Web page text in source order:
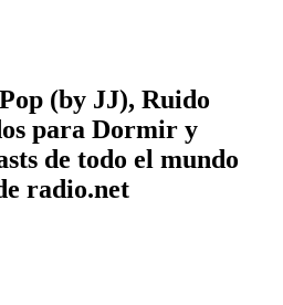
(by JJ), Ruido
para Dormir y
de todo el mundo
radio.net